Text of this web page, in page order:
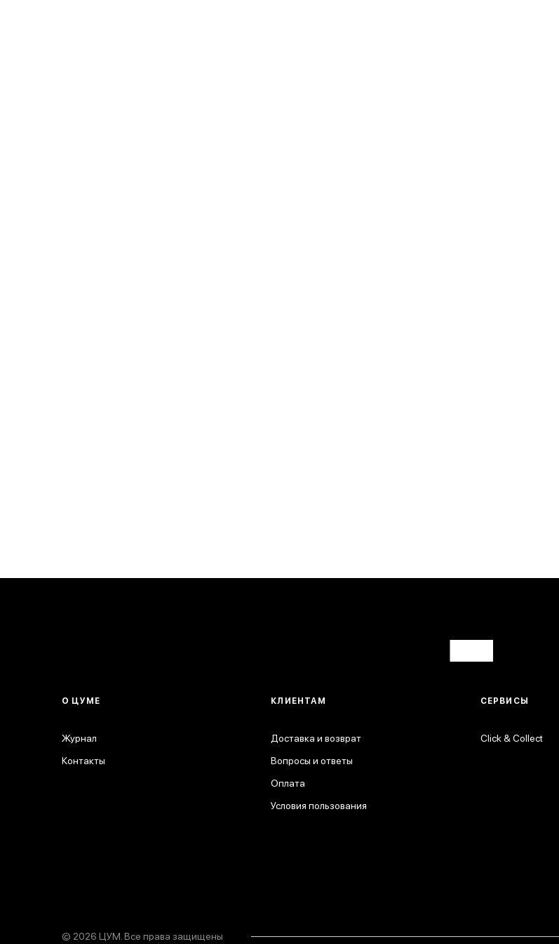
О ЦУМЕ
Журнал
Контакты
КЛИЕНТАМ
Доставка и возврат
Вопросы и ответы
Оплата
Условия пользования
СЕРВИСЫ
Click & Collect
© 2026 ЦУМ. Все права защищены